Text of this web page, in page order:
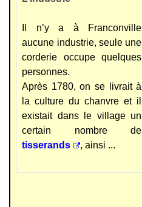
Il n’y a à Franconville
aucune industrie, seule une
corderie occupe quelques
personnes.
Après 1780, on se livrait à
la culture du chanvre et il
existait dans le village un
certain nombre de
tisserands
, ainsi ...